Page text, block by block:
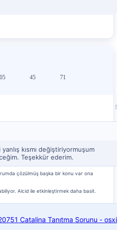
45 71
kısmı değiştiriyormuşum
Teşekkür ederim.
çözülmüş başka bir konu var ona
Alcid ile etkinleştirmek daha basit.